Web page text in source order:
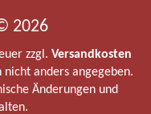
2026
zzgl. Versandkosten
anders angegeben.
Änderungen und